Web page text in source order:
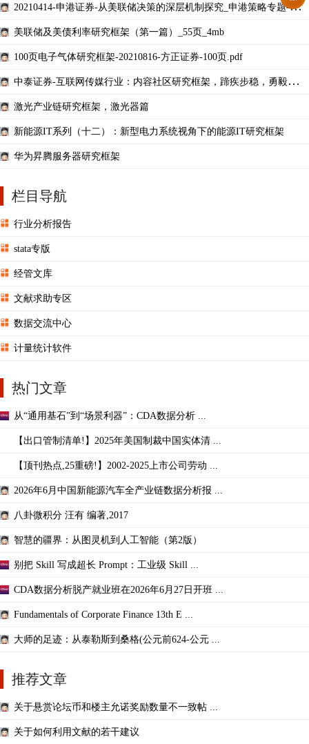
20210414-申港证券-从美联储决策的深层机制探究_申港策略专题-美联
美联储及美债利率研究框架（第一篇）_55页_4mb
100页电子气体研究框架-20210816-方正证券-100页.pdf
中泰证券-互联网传媒行业：内容社区研究框架，蹄疾步稳，勇毅笃
激光产业链研究框架，激光器篇
新能源IT系列（十二）：新型电力系统视角下的能源IT研究框架
华为昇腾服务器研究框架
栏目导航
行业分析报告
stata专版
经管文库
文献求助专区
数据交流中心
计量统计软件
热门文章
从“通用基石”到“场景利器”：CDA数据分析 ...
【出口管制清单!】2025年美国制裁中国实体清 ...
【顶刊热点,25重磅!】2002-2025上市公司劳动 ...
2026年6月中国新能源汽车全产业链数据分析报 ...
八卦微积分 汪有 编著,2017
智慧的疆界：从图灵机到人工智能（第2版）
别把 Skill 写成超长 Prompt：工业级 Skill ...
CDA数据分析脱产就业班在2026年6月27日开班 ...
Fundamentals of Corporate Finance 13th E ...
大师的足迹：从泰勒斯到桑格(公元前624-公元 ...
推荐文章
关于悬赏论坛币和楼主允诺奖励数量不一致帖 ...
关于如何利用文献的若干建议